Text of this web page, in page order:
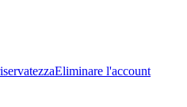
Eliminare l'account